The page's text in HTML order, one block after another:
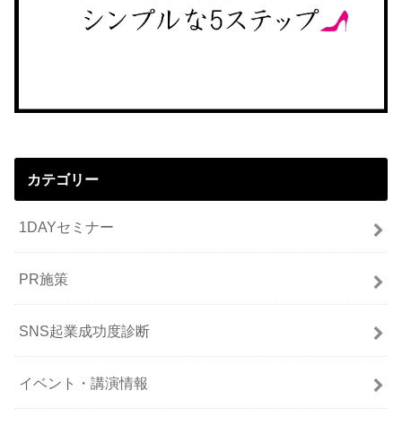
カテゴリー
1DAYセミナー
PR施策
SNS起業成功度診断
イベント・講演情報